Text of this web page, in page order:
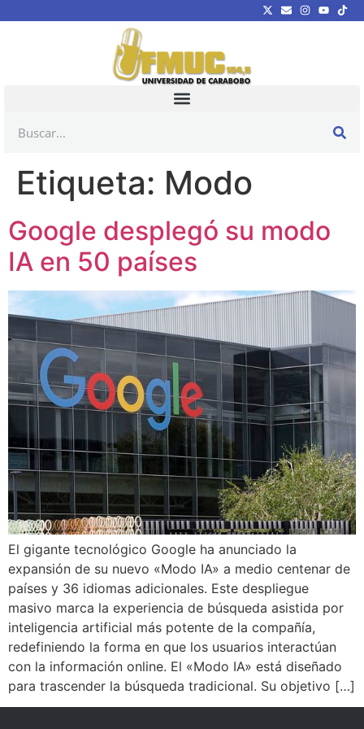
Etiqueta: Modo
Google desplegó su modo
IA en 50 países
El gigante tecnológico Google ha anunciado la
expansión de su nuevo «Modo IA» a medio centenar de
países y 36 idiomas adicionales. Este despliegue
masivo marca la experiencia de búsqueda asistida por
inteligencia artificial más potente de la compañía,
redefiniendo la forma en que los usuarios interactúan
con la información online. El «Modo IA» está diseñado
para trascender la búsqueda tradicional. Su objetivo […]